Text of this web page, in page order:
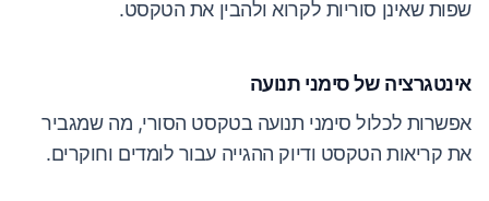
שפות שאינן סוריות לקרוא ולהבין את הטקסט.
אינטגרציה של סימני תנועה
אפשרות לכלול סימני תנועה בטקסט הסורי, מה שמגביר
את קריאות הטקסט ודיוק ההגייה עבור לומדים וחוקרים.